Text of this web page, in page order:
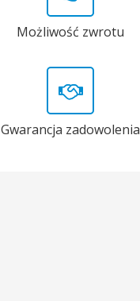
Możliwość zwrotu
Gwarancja zadowolenia